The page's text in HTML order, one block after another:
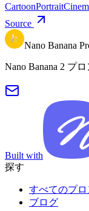
CartoonPortrait
Source
Nano Banana
Nano Banana 2 プ
Built with
探す
すべてのプロ
ブログ